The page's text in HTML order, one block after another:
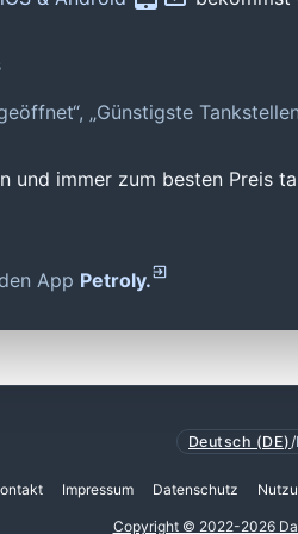
„Günstigste
und immer zum besten Preis
App Petroly.
Deutsch (DE) /
Impressum Datenschutz
Copyright © 2022-2026